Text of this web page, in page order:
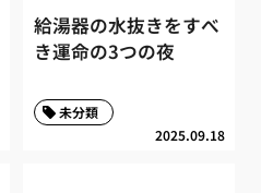
給湯器の水抜きをすべ
き運命の3つの夜
2025.09.18
未分類